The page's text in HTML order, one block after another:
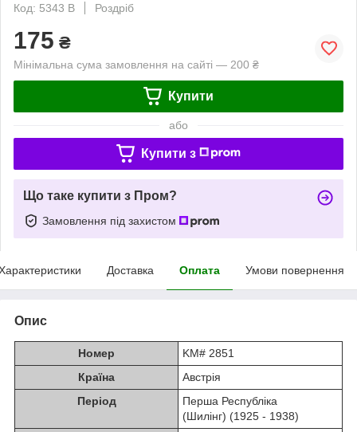
Код: 5343 B
Роздріб
175 ₴
Мінімальна сума замовлення на сайті — 200 ₴
Купити
або
Купити з
Що таке купити з Пром?
Замовлення під захистом
Доставка Оплата Умови повернення
Опис
Номер
KM# 2851
Країна
Австрія
Період
Перша Республіка
(Шилінг) (1925 - 1938)